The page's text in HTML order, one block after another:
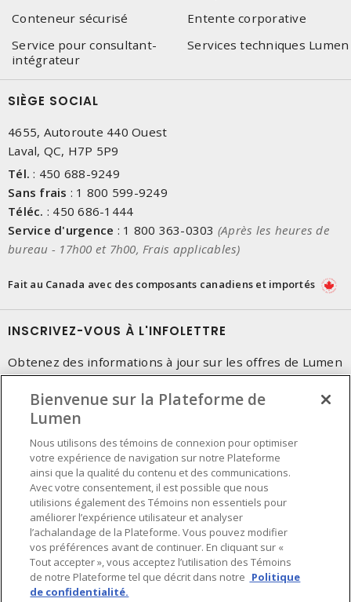
Conteneur sécurisé
Entente corporative
Service pour consultant-
intégrateur
Services techniques Lumen
SIÈGE SOCIAL
4655, Autoroute 440 Ouest
Laval, QC, H7P 5P9
Tél. : 450 688-9249
Sans frais : 1 800 599-9249
Téléc. : 450 686-1444
Service d'urgence : 1 800 363-0303 (Après les heures de
bureau - 17h00 et 7h00, Frais applicables)
Fait au Canada avec des composants canadiens et importés
INSCRIVEZ-VOUS À L'INFOLETTRE
Obtenez des informations à jour sur les offres de Lumen
Préférences en matière de cookies
Bienvenue sur la Plateforme de
Lumen
Nous utilisons des témoins de connexion pour optimiser
votre expérience de navigation sur notre Plateforme
ainsi que la qualité du contenu et des communications.
Avec votre consentement, il est possible que nous
utilisions également des Témoins non essentiels pour
améliorer l’expérience utilisateur et analyser
l’achalandage de la Plateforme. Vous pouvez modifier
vos préférences avant de continuer. En cliquant sur «
Tout accepter », vous acceptez l’utilisation des Témoins
de notre Plateforme tel que décrit dans notre Politique
de confidentialité.